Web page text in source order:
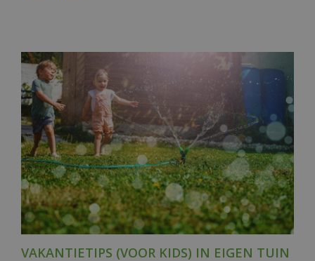
VAKANTIETIPS (VOOR KIDS) IN EIGEN TUIN